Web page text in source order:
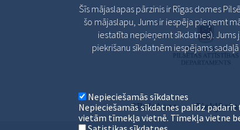
Sīkdatnes
Šīs mājaslapas pārzinis ir Rīgas domes
šo mājaslapu, Jums ir iespēja pieņemt
iestatīta nepieņemt sīkdatnes).
piekrišanu sīkdatnēm iespējams sadaļā
Nepieciešamās sīkdatnes
Nepieciešamās sīkdatnes palīdz
vietām tīmekļa vietnē. Tīmekļa vietne